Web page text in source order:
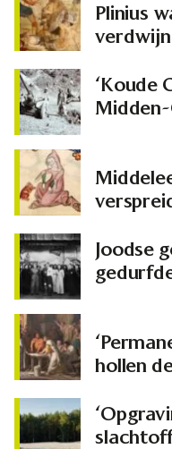
Plinius
‘Koude
Midden-
Joodse
hollen